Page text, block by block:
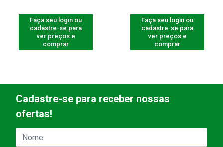
Faça seu login ou
cadastre-se para
ver preços e
comprar
Faça seu login ou
cadastre-se para
ver preços e
comprar
Cadastre-se para receber nossas
ofertas!